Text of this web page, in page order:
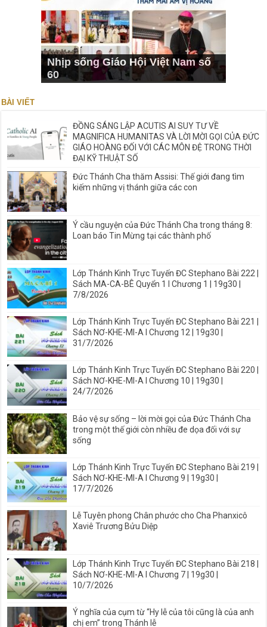
Nhịp sống Giáo Hội Việt Nam số
60
BÀI VIẾT
ĐỒNG SÁNG LẬP ACUTIS AI SUY TƯ VỀ
MAGNIFICA HUMANITAS VÀ LỜI MỜI GỌI CỦA ĐỨC
GIÁO HOÀNG ĐỐI VỚI CÁC MÔN ĐỆ TRONG THỜI
ĐẠI KỸ THUẬT SỐ
Đức Thánh Cha thăm Assisi: Thế giới đang tìm
kiếm những vị thánh giữa các con
Ý cầu nguyện của Đức Thánh Cha trong tháng 8:
Loan báo Tin Mừng tại các thành phố
Lớp Thánh Kinh Trực Tuyến ĐC Stephano Bài 222 |
Sách MA-CA-BÊ Quyển 1 I Chương 1 | 19g30 |
7/8/2026
Lớp Thánh Kinh Trực Tuyến ĐC Stephano Bài 221 |
Sách NƠ-KHE-MI-A I Chương 12 | 19g30 |
31/7/2026
Lớp Thánh Kinh Trực Tuyến ĐC Stephano Bài 220 |
Sách NƠ-KHE-MI-A I Chương 10 | 19g30 |
24/7/2026
Bảo vệ sự sống – lời mời gọi của Đức Thánh Cha
trong một thế giới còn nhiều đe dọa đối với sự
sống
Lớp Thánh Kinh Trực Tuyến ĐC Stephano Bài 219 |
Sách NƠ-KHE-MI-A I Chương 9 | 19g30 |
17/7/2026
Lễ Tuyên phong Chân phước cho Cha Phanxicô
Xaviê Trương Bửu Diệp
Lớp Thánh Kinh Trực Tuyến ĐC Stephano Bài 218 |
Sách NƠ-KHE-MI-A I Chương 7 | 19g30 |
10/7/2026
Ý nghĩa của cụm từ “Hy lễ của tôi cũng là của anh
chị em” trong Thánh lễ